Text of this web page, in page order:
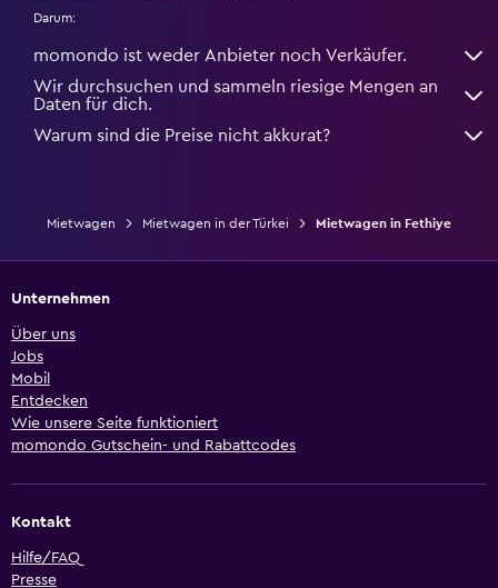
Darum:
momondo ist weder Anbieter noch Verkäufer.
Wir durchsuchen und sammeln riesige Mengen an
Daten für dich.
Warum sind die Preise nicht akkurat?
Mietwagen Mietwagen in der Türkei Mietwagen in Fethiye
Unternehmen
Über uns
Jobs
Mobil
Entdecken
Wie unsere Seite funktioniert
momondo Gutschein- und Rabattcodes
Kontakt
Hilfe/FAQ
Presse